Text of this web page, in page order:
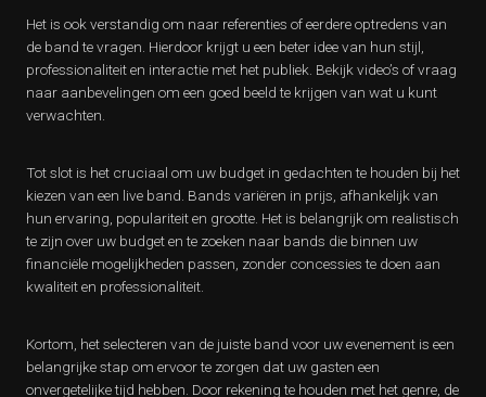
Het is ook verstandig om naar referenties of eerdere optredens van
de band te vragen. Hierdoor krijgt u een beter idee van hun stijl,
professionaliteit en interactie met het publiek. Bekijk video’s of vraag
naar aanbevelingen om een goed beeld te krijgen van wat u kunt
verwachten.
Tot slot is het cruciaal om uw budget in gedachten te houden bij het
kiezen van een live band. Bands variëren in prijs, afhankelijk van
hun ervaring, populariteit en grootte. Het is belangrijk om realistisch
te zijn over uw budget en te zoeken naar bands die binnen uw
financiële mogelijkheden passen, zonder concessies te doen aan
kwaliteit en professionaliteit.
Kortom, het selecteren van de juiste band voor uw evenement is een
belangrijke stap om ervoor te zorgen dat uw gasten een
onvergetelijke tijd hebben. Door rekening te houden met het genre, de